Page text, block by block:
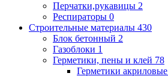
Перчатки,рукавицы 2
Респираторы 0
Строительные материалы 430
Блок бетонный 2
Газоблоки 1
Герметики, пены и клей 78
Герметики акриловые